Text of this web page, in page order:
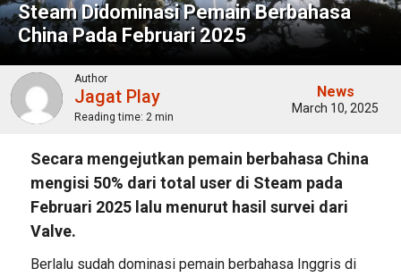
Steam Didominasi Pemain Berbahasa
China Pada Februari 2025
Author
Jagat Play
Reading time: 2 min
News
March 10, 2025
Secara mengejutkan pemain berbahasa China
mengisi 50% dari total user di Steam pada
Februari 2025 lalu menurut hasil survei dari
Valve.
Berlalu sudah dominasi pemain berbahasa Inggris di